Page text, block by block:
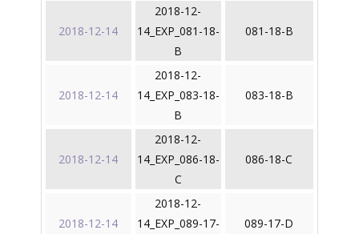
2018-12-14
2018-12-
14_EXP_081-18-
B
081-18-B
2018-12-14
2018-12-
14_EXP_083-18-
B
083-18-B
2018-12-14
2018-12-
14_EXP_086-18-
C
086-18-C
2018-12-14
2018-12-
14_EXP_089-17-
089-17-D